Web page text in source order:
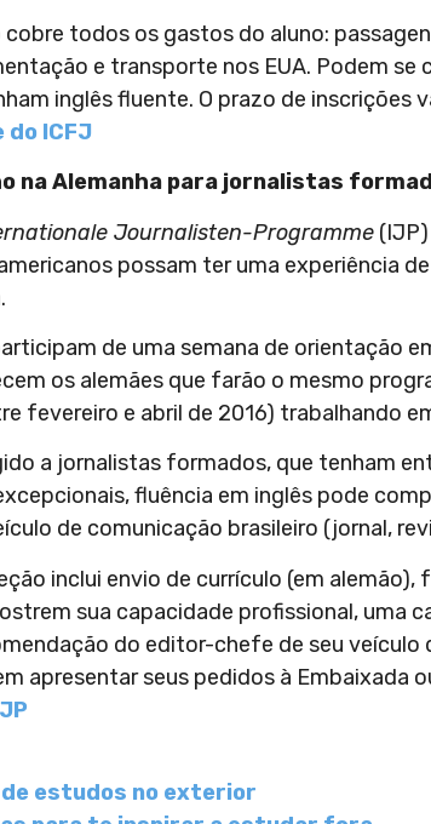
todos os gastos do aluno:
e transporte nos EUA. Podem
inglês fluente. O prazo de inscrições
ICFJ
na Alemanha para jornalistas
Journalisten-Programme
possam ter uma experiência
de uma semana de orientação
os alemães que farão o mesmo
fevereiro e abril de 2016) trabalhando
a jornalistas formados, que tenham
fluência em inglês pode
de comunicação brasileiro (jornal,
inclui envio de currículo (em
sua capacidade profissional, uma
do editor-chefe de seu
apresentar seus pedidos à Embaixada
de estudos no exterior